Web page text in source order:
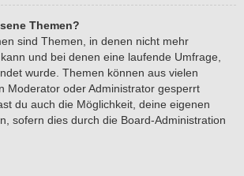
Themen?
sind Themen, in denen nicht mehr
und bei denen eine laufende Umfrage,
wurde. Themen können aus vielen
Moderator oder Administrator gesperrt
du auch die Möglichkeit, deine eigenen
sofern dies durch die Board-Administration